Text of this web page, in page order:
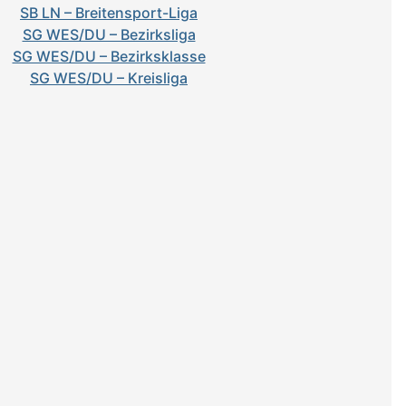
SB LN – Breitensport-Liga
SG WES/DU – Bezirksliga
SG WES/DU – Bezirksklasse
SG WES/DU – Kreisliga